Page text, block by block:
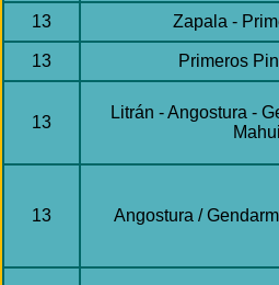
13 Zapala -
13 Primeros
13
Litrán - Angostura -
13 Angostura /